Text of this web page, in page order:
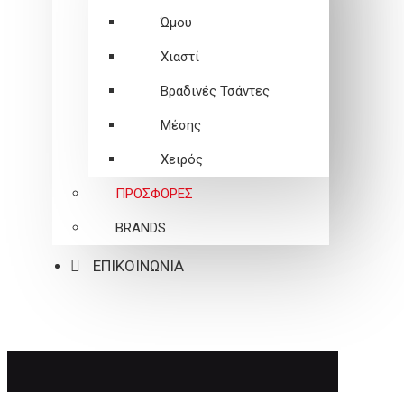
Ώμου
Χιαστί
Βραδινές Τσάντες
Μέσης
Χειρός
ΠΡΟΣΦΟΡΕΣ
BRANDS
ΕΠΙΚΟΙΝΩΝΙΑ